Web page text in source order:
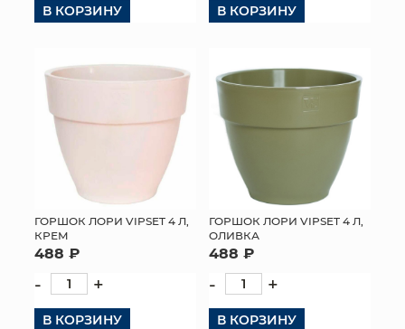
В КОРЗИНУ В КОРЗИНУ
ГОРШОК ЛОРИ VIPSET 4 Л,
КРЕМ
488 ₽
- +
В КОРЗИНУ
ГОРШОК ЛОРИ VIPSET 4 Л,
ОЛИВКА
488 ₽
- +
В КОРЗИНУ